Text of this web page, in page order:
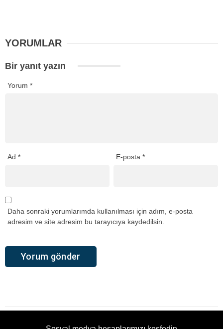
YORUMLAR
Bir yanıt yazın
Yorum *
Ad * E-posta*
Daha sonraki yorumlarımda kullanılması için adım, e-posta
adresim ve site adresim bu tarayıcıya kaydedilsin.